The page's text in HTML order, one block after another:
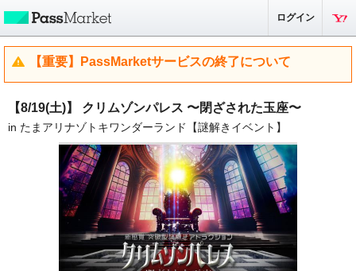
ログイン
【重要】PassMarketサービスの終了について
【8/19(土)】 クリムゾンパレス 〜閉ざされた玉座〜
in たまアリナゾトキワンダーランド【謎解きイベント】